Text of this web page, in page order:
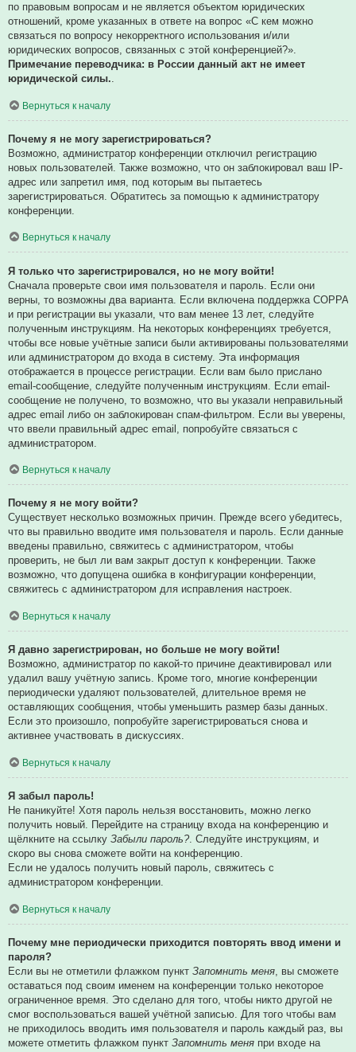
по правовым вопросам и не является объектом юридических
отношений, кроме указанных в ответе на вопрос «С кем можно
связаться по вопросу некорректного использования и/или
юридических вопросов, связанных с этой конференцией?».
Примечание переводчика: в России данный акт не имеет
юридической силы..
Вернуться к началу
Почему я не могу зарегистрироваться?
Возможно, администратор конференции отключил регистрацию
новых пользователей. Также возможно, что он заблокировал ваш IP-
адрес или запретил имя, под которым вы пытаетесь
зарегистрироваться. Обратитесь за помощью к администратору
конференции.
Вернуться к началу
Я только что зарегистрировался, но не могу войти!
Сначала проверьте свои имя пользователя и пароль. Если они
верны, то возможны два варианта. Если включена поддержка COPPA
и при регистрации вы указали, что вам менее 13 лет, следуйте
полученным инструкциям. На некоторых конференциях требуется,
чтобы все новые учётные записи были активированы пользователями
или администратором до входа в систему. Эта информация
отображается в процессе регистрации. Если вам было прислано
email-сообщение, следуйте полученным инструкциям. Если email-
сообщение не получено, то возможно, что вы указали неправильный
адрес email либо он заблокирован спам-фильтром. Если вы уверены,
что ввели правильный адрес email, попробуйте связаться с
администратором.
Вернуться к началу
Почему я не могу войти?
Существует несколько возможных причин. Прежде всего убедитесь,
что вы правильно вводите имя пользователя и пароль. Если данные
введены правильно, свяжитесь с администратором, чтобы
проверить, не был ли вам закрыт доступ к конференции. Также
возможно, что допущена ошибка в конфигурации конференции,
свяжитесь с администратором для исправления настроек.
Вернуться к началу
Я давно зарегистрирован, но больше не могу войти!
Возможно, администратор по какой-то причине деактивировал или
удалил вашу учётную запись. Кроме того, многие конференции
периодически удаляют пользователей, длительное время не
оставляющих сообщения, чтобы уменьшить размер базы данных.
Если это произошло, попробуйте зарегистрироваться снова и
активнее участвовать в дискуссиях.
Вернуться к началу
Я забыл пароль!
Не паникуйте! Хотя пароль нельзя восстановить, можно легко
получить новый. Перейдите на страницу входа на конференцию и
щёлкните на ссылку Забыли пароль?. Следуйте инструкциям, и
скоро вы снова сможете войти на конференцию.
Если не удалось получить новый пароль, свяжитесь с
администратором конференции.
Вернуться к началу
Почему мне периодически приходится повторять ввод имени и
пароля?
Если вы не отметили флажком пункт Запомнить меня , вы сможете
оставаться под своим именем на конференции только некоторое
ограниченное время. Это сделано для того, чтобы никто другой не
смог воспользоваться вашей учётной записью. Для того чтобы вам
не приходилось вводить имя пользователя и пароль каждый раз, вы
можете отметить флажком пункт Запомнить меня при входе на